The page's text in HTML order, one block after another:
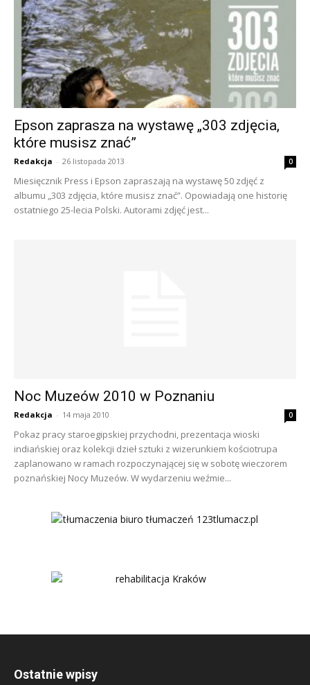
Epson zaprasza na wystawę „303 zdjęcia,
które musisz znać”
Redakcja - 26 listopada 2013 0
Miesięcznik Press i Epson zapraszają na wystawę 50 zdjęć z
albumu „303 zdjęcia, które musisz znać”. Opowiadają one historię
ostatniego 25-lecia Polski. Autorami zdjęć jest...
Noc Muzeów 2010 w Poznaniu
Redakcja - 14 maja 2010 0
Pokaz pracy staroegipskiej przychodni, prezentacja wioski
indiańskiej oraz kolekcji dzieł sztuki z wizerunkiem kościotrupa
zaplanowano w ramach rozpoczynającej się w sobotę wieczorem
poznańskiej Nocy Muzeów. W wydarzeniu weźmie...
Ostatnie wpisy